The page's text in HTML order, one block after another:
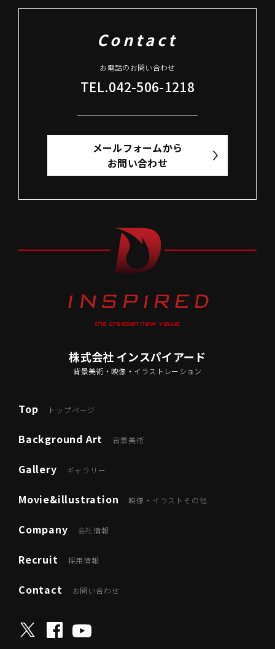
Contact
お電話のお問い合わせ
TEL.042-506-1218
メールフォームから
お問い合わせ
the creation new value.
株式会社 インスパイアード
背景美術・映像・イラストレーション
Top トップページ
Background Art 背景美術
Gallery ギャラリー
Movie&illustration 映像・イラストその他
Company 会社情報
Recruit 採用情報
Contact お問い合わせ